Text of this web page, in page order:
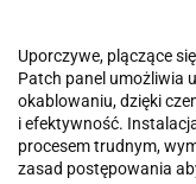
Uporczywe, plączące
Patch panel umożliwia
okablowaniu, dzięki
i efektywność.
procesem trudnym,
zasad postępowania